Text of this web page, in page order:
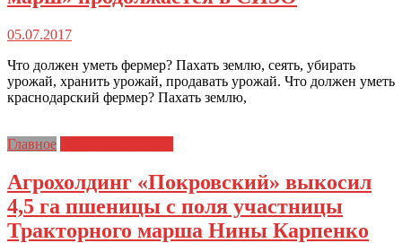
05.07.2017
Что должен уметь фермер? Пахать землю, сеять, убирать
урожай, хранить урожай, продавать урожай. Что должен уметь
краснодарский фермер? Пахать землю,
Главное
Агрохолдинг «Покровский» выкосил
4,5 га пшеницы с поля участницы
Тракторного марша Нины Карпенко